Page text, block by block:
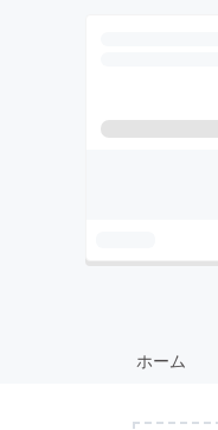
ホーム